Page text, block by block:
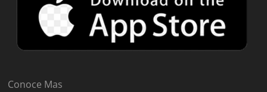
Conoce Mas